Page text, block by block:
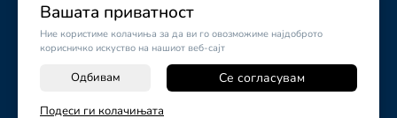
Вашата приватност
Ние користиме колачиња за да ви го овозможиме најдоброто
корисничко искуство на нашиот веб-сајт
Одбивам Се согласувам
Подеси ги колачињата
+
©2026